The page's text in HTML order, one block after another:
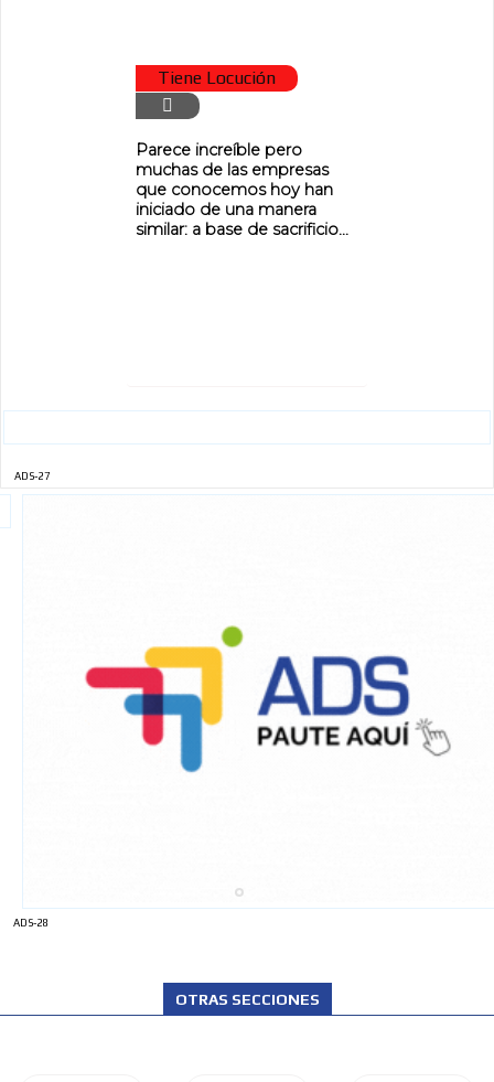
Tiene Locución
Parece increíble pero
muchas de las empresas
que conocemos hoy han
iniciado de una manera
similar: a base de sacrificio...
ADS-27
ADS-28
OTRAS SECCIONES
ADVERTISEMENT